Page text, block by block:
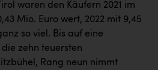
waren den Käufern 2021 im
Mio. Euro wert, 2022 mit 9,45
so viel. Bis auf eine
zehn teuersten
Rang neun nimmt